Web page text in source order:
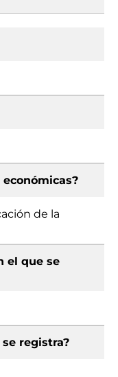
de la
el que se
registra?